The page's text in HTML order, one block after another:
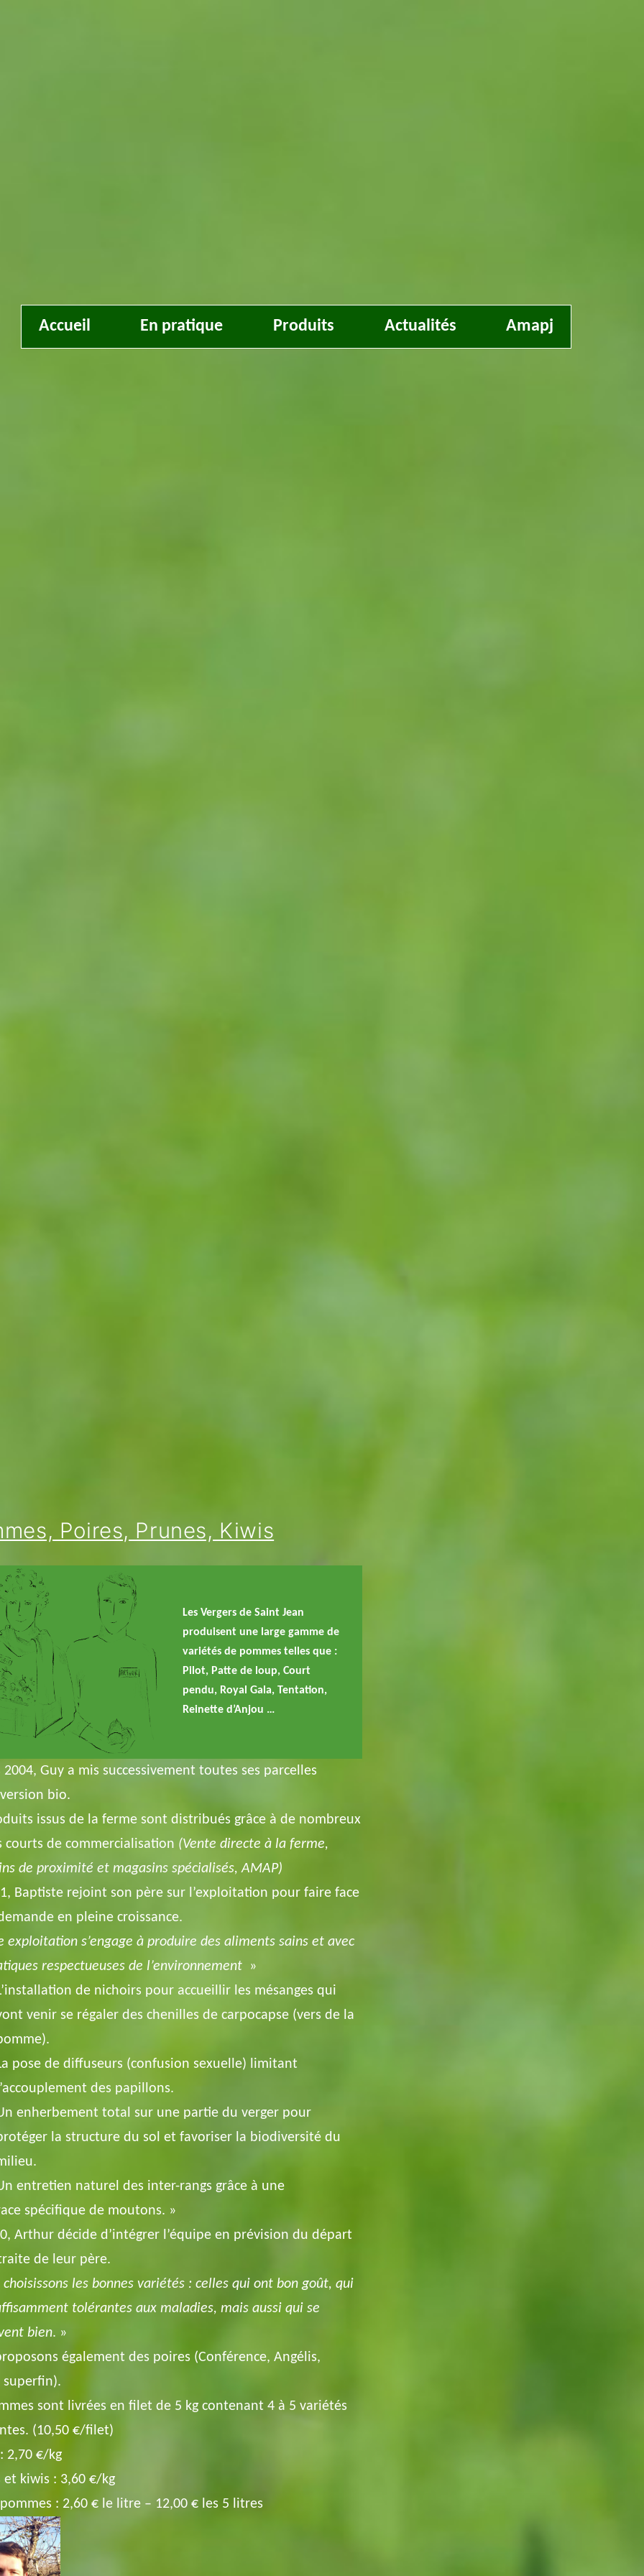
Accueil En pratique Produits Actualités Amapj
Poires, Prunes, Kiwis
Les Vergers de Saint Jean
produisent une large gamme de
variétés de pommes telles que :
Pilot, Patte de loup, Court
pendu, Royal Gala, Tentation,
Reinette d’Anjou …
2004, Guy a mis successivement toutes ses parcelles
bio.
issus de la ferme sont distribués grâce à de nombreux
courts de commercialisation (Vente directe à la ferme,
de proximité et magasins spécialisés, AMAP)
Baptiste rejoint son père sur l’exploitation pour faire face
en pleine croissance.
exploitation s’engage à produire des aliments sains et avec
respectueuses de l’environnement »
de nichoirs pour accueillir les mésanges qui
venir se régaler des chenilles de carpocapse (vers de la
pose de diffuseurs (confusion sexuelle) limitant
des papillons.
enherbement total sur une partie du verger pour
la structure du sol et favoriser la biodiversité du
entretien naturel des inter-rangs grâce à une
spécifique de moutons. »
Arthur décide d’intégrer l’équipe en prévision du départ
de leur père.
choisissons les bonnes variétés : celles qui ont bon goût, qui
tolérantes aux maladies, mais aussi qui se
bien. »
également des poires (Conférence, Angélis,
superfin).
sont livrées en filet de 5 kg contenant 4 à 5 variétés
(10,50 €/filet)
2,70 €/kg
et kiwis : 3,60 €/kg
: 2,60 € le litre – 12,00 € les 5 litres